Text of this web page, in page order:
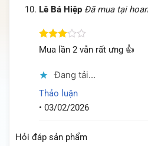
Lê Bá Hiệp Đã mua tại
Được
5 sao
Mua lần 2 vẫn rất ưng 👍
Đang tải...
Thảo luận
• 03/02/2026
Hỏi đáp sản phẩm